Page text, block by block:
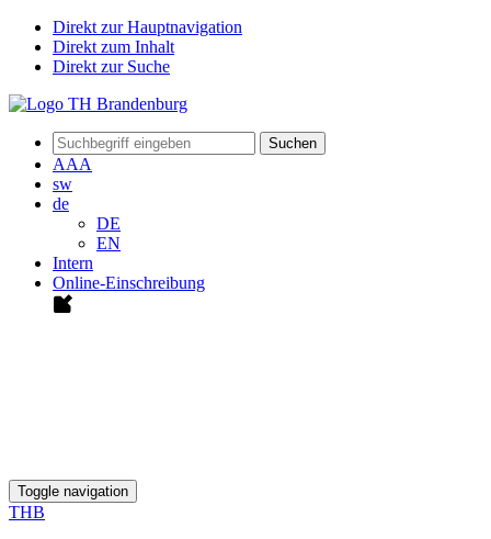
Direkt zur Hauptnavigation
Direkt zum Inhalt
Direkt zur Suche
Suchen
AAA
sw
de
DE
EN
Intern
Online-Einschreibung
Toggle navigation
THB